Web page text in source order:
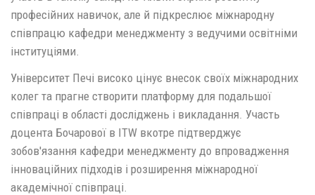
професійних навичок, але й підкреслює міжнародну
співпрацю кафедри менеджменту з ведучими освітніми
інституціями.
Університет Печі високо цінує внесок своїх міжнародних
колег та прагне створити платформу для подальшої
співпраці в області досліджень і викладання. Участь
доцента Бочарової в ITW вкотре підтверджує
зобов'язання кафедри менеджменту до впровадження
інноваційних підходів і розширення міжнародної
академічної співпраці.